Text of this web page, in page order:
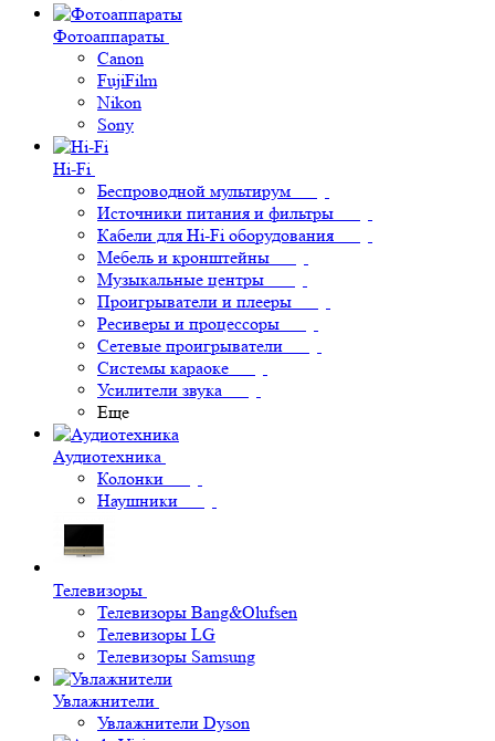
Фотоаппараты
Canon
FujiFilm
Nikon
Sony
Hi-Fi
Беспроводной мультирум
Источники питания и фильтры
Кабели для Hi-Fi оборудования
Мебель и кронштейны
Музыкальные центры
Проигрыватели и плееры
Ресиверы и процессоры
Сетевые проигрыватели
Системы караоке
Усилители звука
Еще
Аудиотехника
Колонки
Наушники
Телевизоры
Телевизоры Bang&Olufsen
Телевизоры LG
Телевизоры Samsung
Увлажнители
Увлажнители Dyson